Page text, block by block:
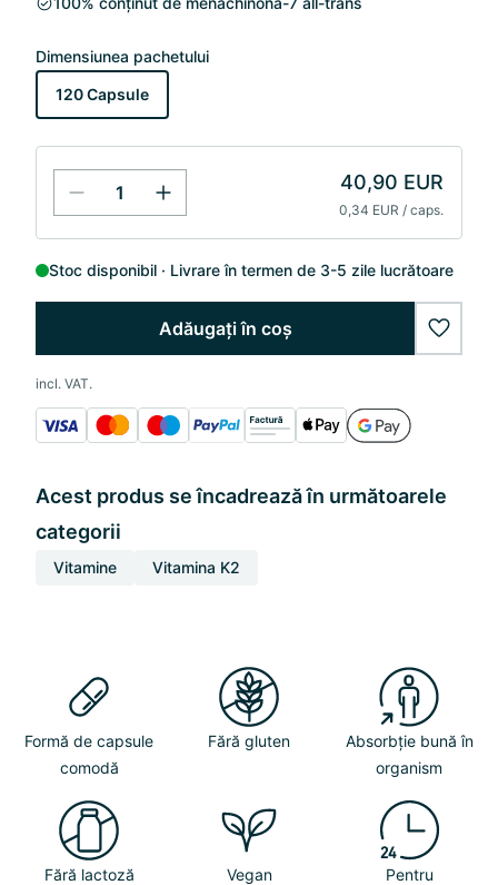
Dimensiunea pachetului
120 Capsule
40,90 EUR
0,34 EUR / caps.
Stoc disponibil Livrare în termen de 3-5 zile lucrătoare
Adăugați în coș
incl. VAT.
Acest produs se încadrează în următoarele
categorii
Vitamine Vitamina K2
Formă de capsule
comodă
Fără gluten
Absorbție bună în
organism
Fără lactoză Vegan
Pentru